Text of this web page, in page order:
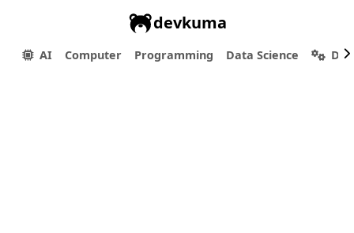
devkuma
AI Computer Programming Data Science